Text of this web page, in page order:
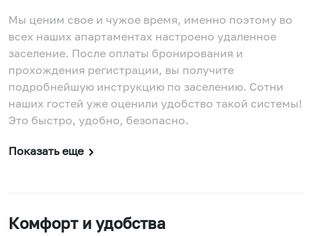
Мы ценим свое и чужое время, именно поэтому во
всех наших апартаментах настроено удаленное
заселение. После оплаты бронирования и
прохождения регистрации, вы получите
подробнейшую инструкцию по заселению. Сотни
наших гостей уже оценили удобство такой системы!
Это быстро, удобно, безопасно.
Показать еще
Комфорт и удобства